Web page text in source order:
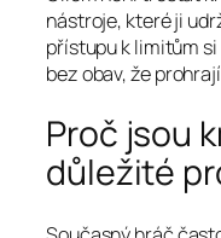
nástroje, které ji
přístupu k limitům
bez obav, že
Proč jsou
důležité